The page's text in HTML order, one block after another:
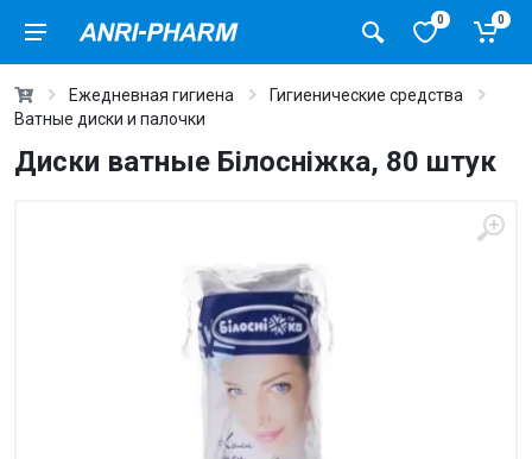
0 0
Ежедневная гигиена
Гигиенические средства
Ватные диски и палочки
Диски ватные Білосніжка, 80 штук